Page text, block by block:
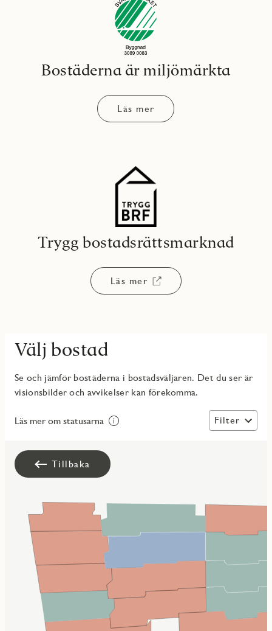
Bostäderna är miljömärkta
Läs mer
Trygg bostadsrättsmarknad
Läs mer
Välj bostad
Se och jämför bostäderna i bostadsväljaren. Det du ser är
visionsbilder och avvikelser kan förekomma.
Läs mer om statusarna Filter
Tillbaka